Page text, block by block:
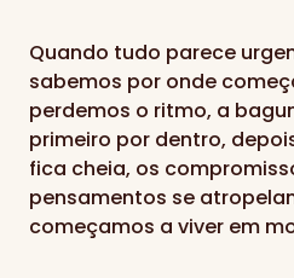
Quando tudo parece
sabemos por onde
perdemos o ritmo, a
primeiro por dentro,
fica cheia, os
pensamentos se
começamos a viver em